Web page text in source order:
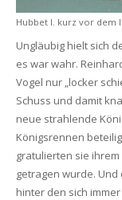
Hubbet I. kurz vor dem
Ungläubig hielt sich
es war wahr.
Vogel nur „locker
Schuss und damit
neue strahlende
Königsrennen
gratulierten sie
getragen wurde.
hinter den sich